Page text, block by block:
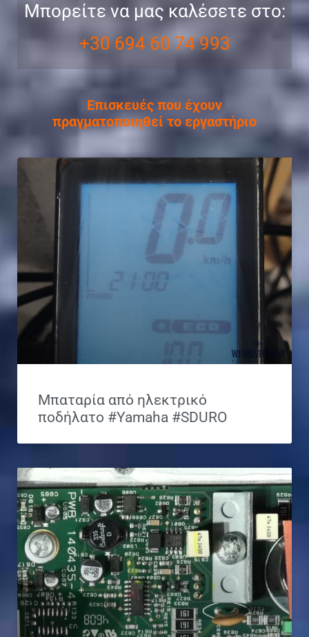
Μπορείτε να μας καλέσετε στο:
+30 694 60 74 993
Επισκευές που έχουν
πραγματοποιηθεί το εργαστήριο
Μπαταρία από ηλεκτρικό
ποδήλατο #Yamaha #SDURO